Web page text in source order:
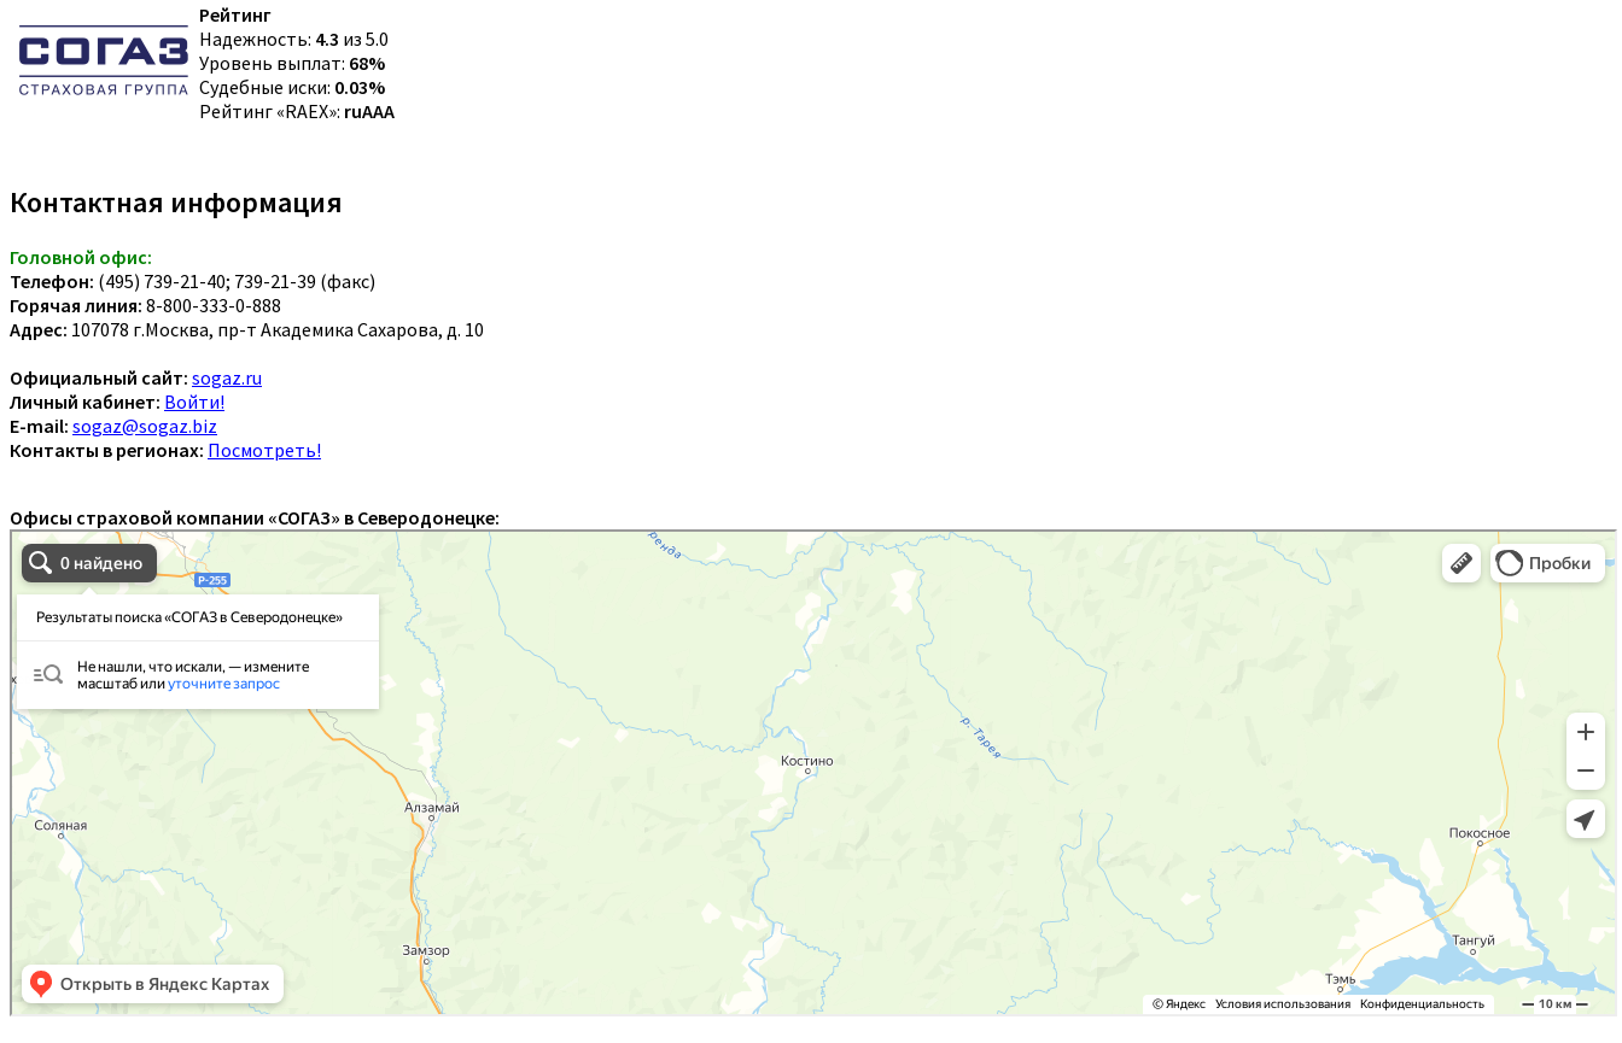
Рейтинг
Надежность: 4.3 из 5.0
Уровень выплат: 68%
Судебные иски: 0.03%
Рейтинг «RAEX»: ruAAA
Контактная информация
Головной офис:
Телефон: (495) 739-21-40; 739-21-39 (факс)
Горячая линия: 8-800-333-0-888
Адрес: 107078 г.Москва, пр-т Академика Сахарова, д. 10
Официальный сайт: sogaz.ru
Личный кабинет: Войти!
E-mail: sogaz@sogaz.biz
Контакты в регионах: Посмотреть!
Офисы страховой компании «СОГАЗ» в Северодонецке: